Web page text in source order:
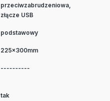
przeciwzabrudzeniowa,
złącze USB
podstawowy
225x300mm
----------
tak